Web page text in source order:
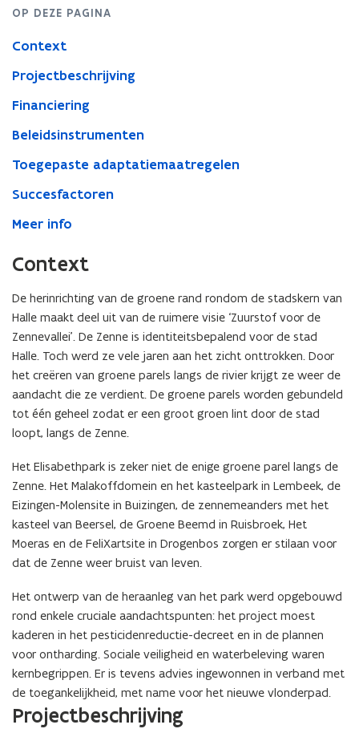
OP DEZE PAGINA
Context
Projectbeschrijving
Financiering
Beleidsinstrumenten
Toegepaste adaptatiemaatregelen
Succesfactoren
Meer info
Context
De herinrichting van de groene rand rondom de stadskern van
Halle maakt deel uit van de ruimere visie ‘Zuurstof voor de
Zennevallei’. De Zenne is identiteitsbepalend voor de stad
Halle. Toch werd ze vele jaren aan het zicht onttrokken. Door
het creëren van groene parels langs de rivier krijgt ze weer de
aandacht die ze verdient. De groene parels worden gebundeld
tot één geheel zodat er een groot groen lint door de stad
loopt, langs de Zenne.
Het Elisabethpark is zeker niet de enige groene parel langs de
Zenne. Het Malakoffdomein en het kasteelpark in Lembeek, de
Eizingen-Molensite in Buizingen, de zennemeanders met het
kasteel van Beersel, de Groene Beemd in Ruisbroek, Het
Moeras en de FeliXartsite in Drogenbos zorgen er stilaan voor
dat de Zenne weer bruist van leven.
Het ontwerp van de heraanleg van het park werd opgebouwd
rond enkele cruciale aandachtspunten: het project moest
kaderen in het pesticidenreductie-decreet en in de plannen
voor ontharding. Sociale veiligheid en waterbeleving waren
kernbegrippen. Er is tevens advies ingewonnen in verband met
de toegankelijkheid, met name voor het nieuwe vlonderpad.
Projectbeschrijving